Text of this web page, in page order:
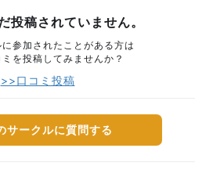
投稿されていません。
参加されたことがある方は
を投稿してみませんか？
>>口コミ投稿
サークルに質問する